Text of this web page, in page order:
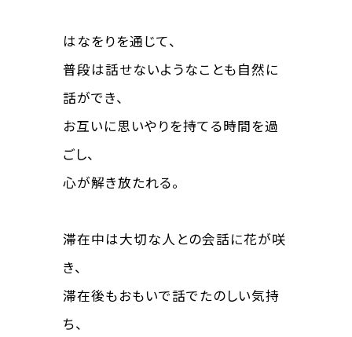
はなをりを通じて、
普段は話せないようなことも自然に
話ができ、
お互いに思いやりを持てる時間を過
ごし、
心が解き放たれる。
滞在中は大切な人との会話に花が咲
き、
滞在後もおもいで話でたのしい気持
ち、